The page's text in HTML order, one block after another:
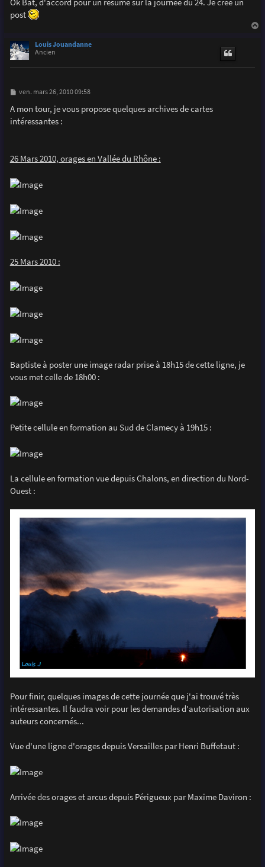
Ok Bat, d'accord pour un résumé sur la journée du 24. Je crée un
post
Louis Jouandanne
Ancien
M
s
s
a
ven. mars 26, 2010 09:58
A mon tour, je vous propose quelques archives de cartes
intéressantes :
26 Mars 2010, orages en Vallée du Rhône :
25 Mars 2010 :
Baptiste à poster une image radar prise à 18h15 de cette ligne, je
vous met celle de 18h00 :
Petite cellule en formation au Sud de Clamecy à 19h15 :
La cellule en formation vue depuis Chalons, en direction du Nord-
Ouest :
Pour finir, quelques images de cette journée que j'ai trouvé très
intéressantes. Il faudra voir pour les demandes d'autorisation aux
auteurs concernés...
Vue d'une ligne d'orages depuis Versailles par Henri Buffetaut :
Arrivée des orages et arcus depuis Périgueux par Maxime Daviron :